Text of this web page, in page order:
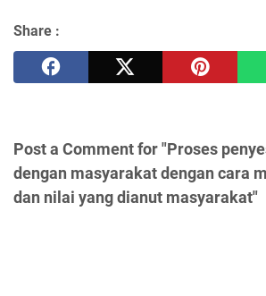
Share :
Post a Comment for "Proses
dengan masyarakat dengan cara
dan nilai yang dianut masyarakat"